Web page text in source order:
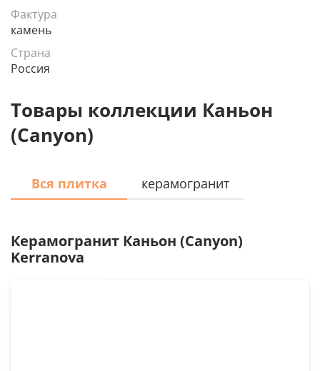
Фактура
камень
Страна
Россия
Товары коллекции Каньон
(Canyon)
Вся плитка керамогранит
Керамогранит Каньон (Canyon)
Kerranova